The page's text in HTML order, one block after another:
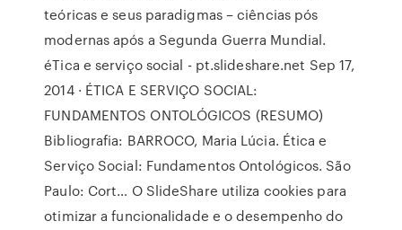
teóricas e seus paradigmas – ciências pós
modernas após a Segunda Guerra Mundial.
éTica e serviço social - pt.slideshare.net Sep 17,
2014 · ÉTICA E SERVIÇO SOCIAL:
FUNDAMENTOS ONTOLÓGICOS (RESUMO)
Bibliografia: BARROCO, Maria Lúcia. Ética e
Serviço Social: Fundamentos Ontológicos. São
Paulo: Cort… O SlideShare utiliza cookies para
otimizar a funcionalidade e o desempenho do